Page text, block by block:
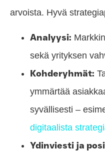
arvoista. Hyvä
Analyysi:
sekä yrityksen
Kohderyhmät:
ymmärtää
syvällisesti –
digitaalista
Ydinviesti ja